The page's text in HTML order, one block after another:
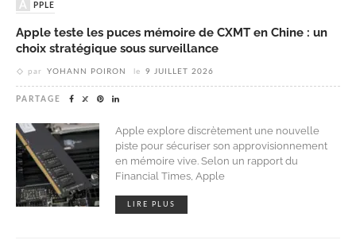
APPLE
Apple teste les puces mémoire de CXMT en Chine : un
choix stratégique sous surveillance
par YOHANN POIRON le 9 JUILLET 2026
PARTAGE
Apple explore discrètement une nouvelle
piste pour sécuriser son approvisionnement
en mémoire vive. Selon un rapport du
Financial Times, Apple
LIRE PLUS